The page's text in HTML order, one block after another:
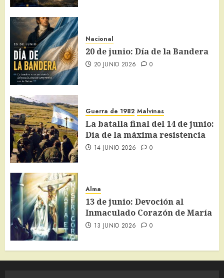
Nacional
20 de junio: Día de la Bandera
20 JUNIO 2026 0
Guerra de 1982 Malvinas
La batalla final del 14 de junio:
Día de la máxima resistencia
14 JUNIO 2026 0
Alma
13 de junio: Devoción al
Inmaculado Corazón de María
13 JUNIO 2026 0